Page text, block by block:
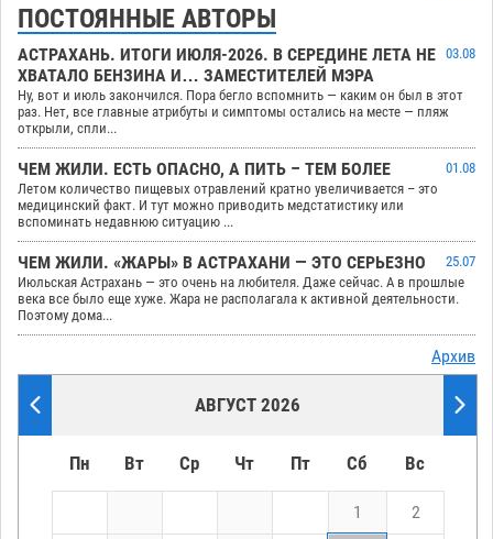
ПОСТОЯННЫЕ АВТОРЫ
АСТРАХАНЬ. ИТОГИ ИЮЛЯ-2026. В СЕРЕДИНЕ ЛЕТА НЕ
ХВАТАЛО БЕНЗИНА И… ЗАМЕСТИТЕЛЕЙ МЭРА
03.08
Ну, вот и июль закончился. Пора бегло вспомнить — каким он был в этот
раз. Нет, все главные атрибуты и симптомы остались на месте — пляж
открыли, спли...
ЧЕМ ЖИЛИ. ЕСТЬ ОПАСНО, А ПИТЬ – ТЕМ БОЛЕЕ
01.08
Летом количество пищевых отравлений кратно увеличивается – это
медицинский факт. И тут можно приводить медстатистику или
вспоминать недавнюю ситуацию ...
ЧЕМ ЖИЛИ. «ЖАРЫ» В АСТРАХАНИ — ЭТО СЕРЬЕЗНО
25.07
Июльская Астрахань — это очень на любителя. Даже сейчас. А в прошлые
века все было еще хуже. Жара не располагала к активной деятельности.
Поэтому дома...
Архив
АВГУСТ 2026
Пн Вт Ср Чт Пт Сб Вс
1 2